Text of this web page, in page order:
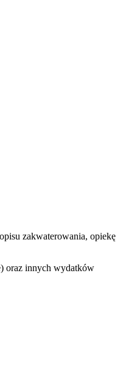
zakwaterowania, opiekę
oraz innych wydatków